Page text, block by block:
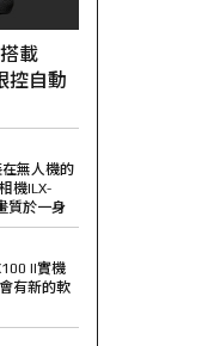
載
控自動
無人機的
機ILX-
質於一身
II實機
有新的軟